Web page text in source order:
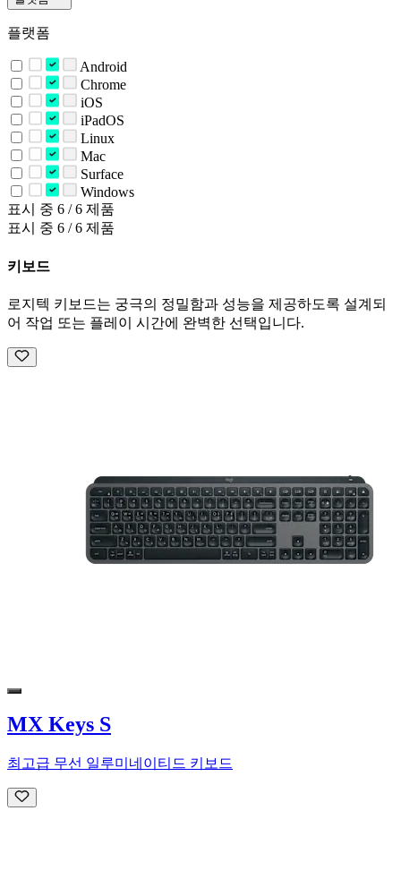
플랫폼
Android
Chrome
iOS
iPadOS
Linux
Mac
Surface
Windows
표시 중 6 / 6 제품
표시 중 6 / 6 제품
키보드
로지텍 키보드는 궁극의 정밀함과 성능을 제공하도록 설계되
어 작업 또는 플레이 시간에 완벽한 선택입니다.
MX Keys S
최고급 무선 일루미네이티드 키보드